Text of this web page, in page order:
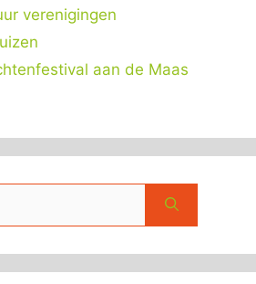
verenigingen
aan de Maas